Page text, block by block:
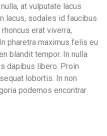
at vulputate lacus
lacus, sodales id faucibus
erat viverra,
pharetra maximus felis eu
blandit tempor. In nulla
dapibus libero. Proin
lobortis. In non
podemos encontrar